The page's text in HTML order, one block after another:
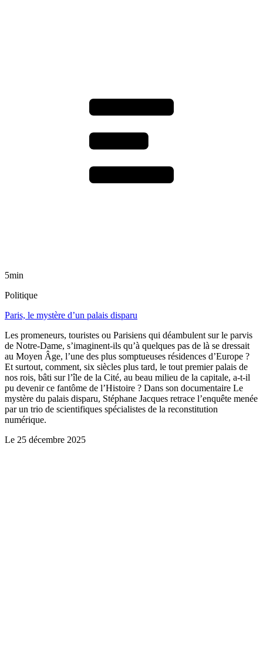
5min
Politique
Paris, le mystère d’un palais disparu
Les promeneurs, touristes ou Parisiens qui déambulent sur le parvis
de Notre-Dame, s’imaginent-ils qu’à quelques pas de là se dressait
au Moyen Âge, l’une des plus somptueuses résidences d’Europe ?
Et surtout, comment, six siècles plus tard, le tout premier palais de
nos rois, bâti sur l’île de la Cité, au beau milieu de la capitale, a-t-il
pu devenir ce fantôme de l’Histoire ? Dans son documentaire Le
mystère du palais disparu, Stéphane Jacques retrace l’enquête menée
par un trio de scientifiques spécialistes de la reconstitution
numérique.
Le 25 décembre 2025